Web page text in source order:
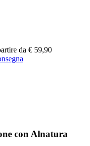
da € 59,90
con Alnatura